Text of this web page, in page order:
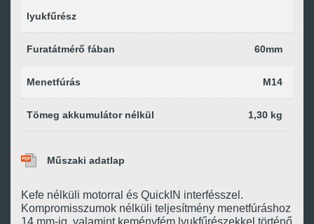
lyukfűrész
Furatátmérő fában 60mm
Menetfúrás M14
Tömeg akkumulátor nélkül 1,30 kg
Műszaki adatlap
Kefe nélküli motorral és QuickIN interfésszel.
Kompromisszumok nélküli teljesítmény menetfúráshoz
14 mm-ig, valamint keményfém lyukfűrészekkel történő